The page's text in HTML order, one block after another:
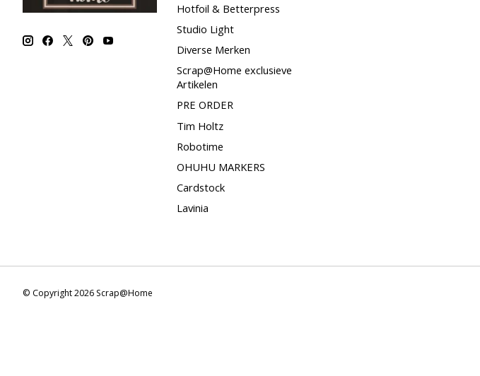
Hotfoil & Betterpress
Studio Light
Diverse Merken
Scrap@Home exclusieve
Artikelen
PRE ORDER
Tim Holtz
Robotime
OHUHU MARKERS
Cardstock
Lavinia
© Copyright 2026 Scrap@Home